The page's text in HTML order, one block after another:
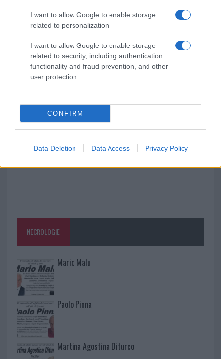
I want to allow Google to enable storage
related to personalization.
I want to allow Google to enable storage
related to security, including authentication
functionality and fraud prevention, and other
user protection.
CONFIRM
Data Deletion Data Access Privacy Policy
Giorgia Meloni a La Maddalena, la vicesindaco:
“Orgoglio e discrezione per visita privata̶…
Incendio nella notte a Olbia, a fuoco due furgoni
vigili del fuoco a Rudalza
NECROLOGIE
Mario Malu
Paolo Pinna
Martina Agostina Diturco